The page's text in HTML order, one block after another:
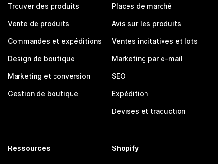
Trouver des produits
Vente de produits
Commandes et expéditions
Design de boutique
Marketing et conversion
Gestion de boutique
Places de marché
Avis sur les produits
Ventes incitatives et lots
Marketing par e-mail
SEO
Expédition
Devises et traduction
Ressources Shopify